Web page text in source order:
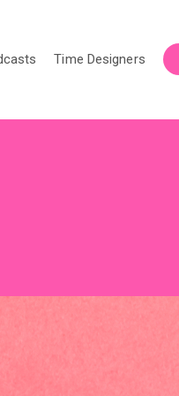
Time Designers